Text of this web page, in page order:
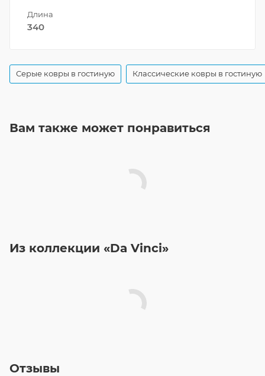
Длина
340
Серые ковры в гостиную Классические ковры в гостиную
Вам также может понравиться
Из коллекции «Da Vinci»
Отзывы